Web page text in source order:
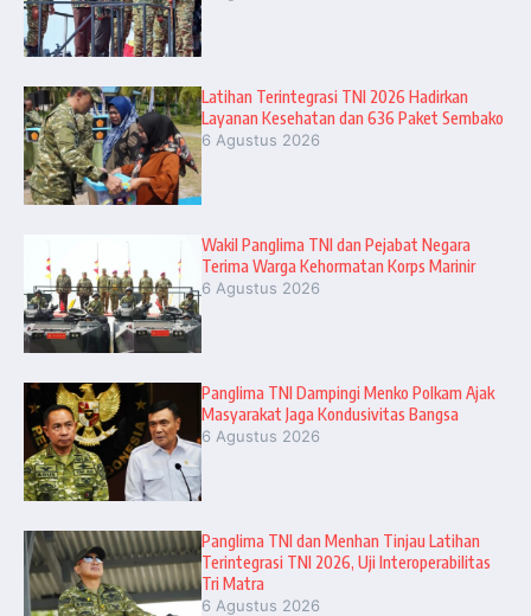
Latihan Terintegrasi TNI 2026 Hadirkan
Layanan Kesehatan dan 636 Paket Sembako
6 Agustus 2026
Wakil Panglima TNI dan Pejabat Negara
Terima Warga Kehormatan Korps Marinir
6 Agustus 2026
Panglima TNI Dampingi Menko Polkam Ajak
Masyarakat Jaga Kondusivitas Bangsa
6 Agustus 2026
Panglima TNI dan Menhan Tinjau Latihan
Terintegrasi TNI 2026, Uji Interoperabilitas
Tri Matra
6 Agustus 2026